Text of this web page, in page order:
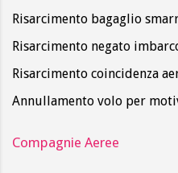
Risarcimento bagaglio
Risarcimento negato
Risarcimento coincidenza
Annullamento volo per
Compagnie Aeree